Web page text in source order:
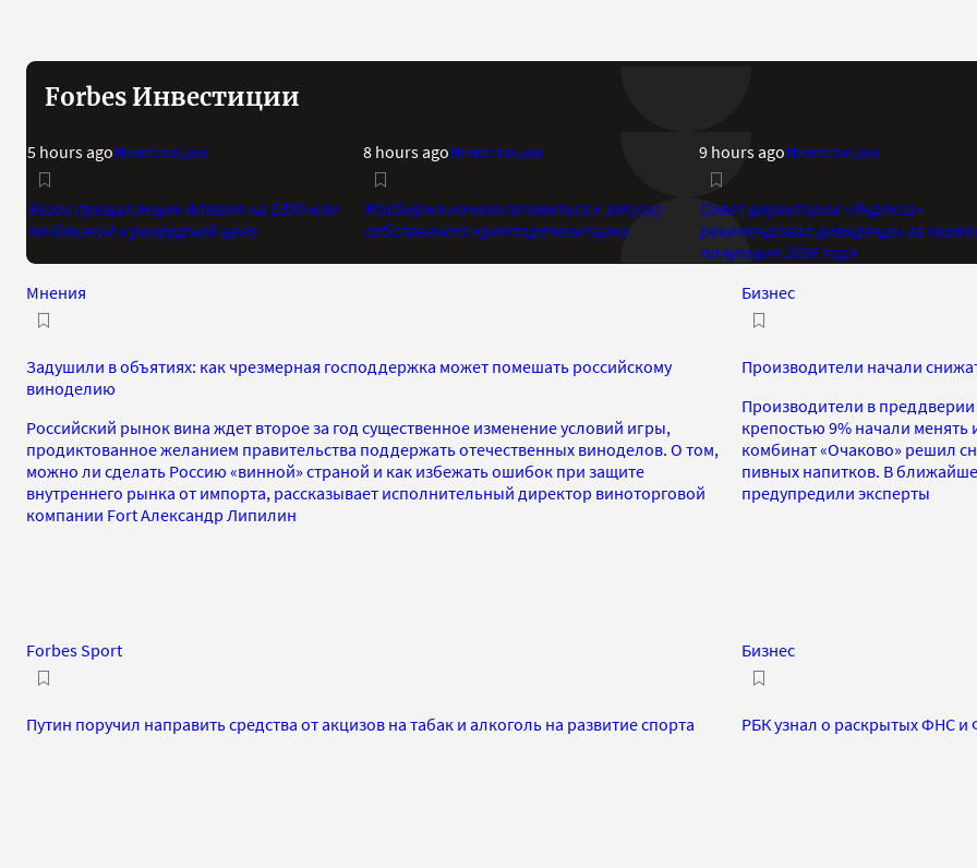
Forbes Инвестиции
5 hours agoИнвестиции
Безос продал акции Amazon на $350 млн
по близкой к рекордной цене
8 hours agoИнвестиции
Мосбиржа начала готовиться к запуску
собственного криптодепозитария
9 hours agoИнвестиции
Совет директоров «Яндекса»
рекомендовал дивиденды за
полугодие 2026 года
Мнения
Задушили в объятиях: как чрезмерная господдержка может помешать российскому
виноделию
Российский рынок вина ждет второе за год существенное изменение условий игры,
продиктованное желанием правительства поддержать отечественных виноделов. О том,
можно ли сделать Россию «винной» страной и как избежать ошибок при защите
внутреннего рынка от импорта, рассказывает исполнительный директор виноторговой
компании Fort Александр Липилин
Бизнес
Производители начали
Производители в
крепостью 9% начали
комбинат «Очаково» решил
пивных напитков. В
предупредили эксперты
Forbes Sport
Путин поручил направить средства от акцизов на табак и алкоголь на развитие спорта
Бизнес
РБК узнал о раскрытых ФНС и